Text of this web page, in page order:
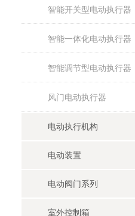
智能开关型电动执行器
智能一体化电动执行器
智能调节型电动执行器
风门电动执行器
电动执行机构
电动装置
电动阀门系列
室外控制箱